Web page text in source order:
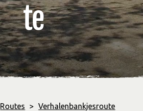
te
Routes > Verhalenbankjesroute